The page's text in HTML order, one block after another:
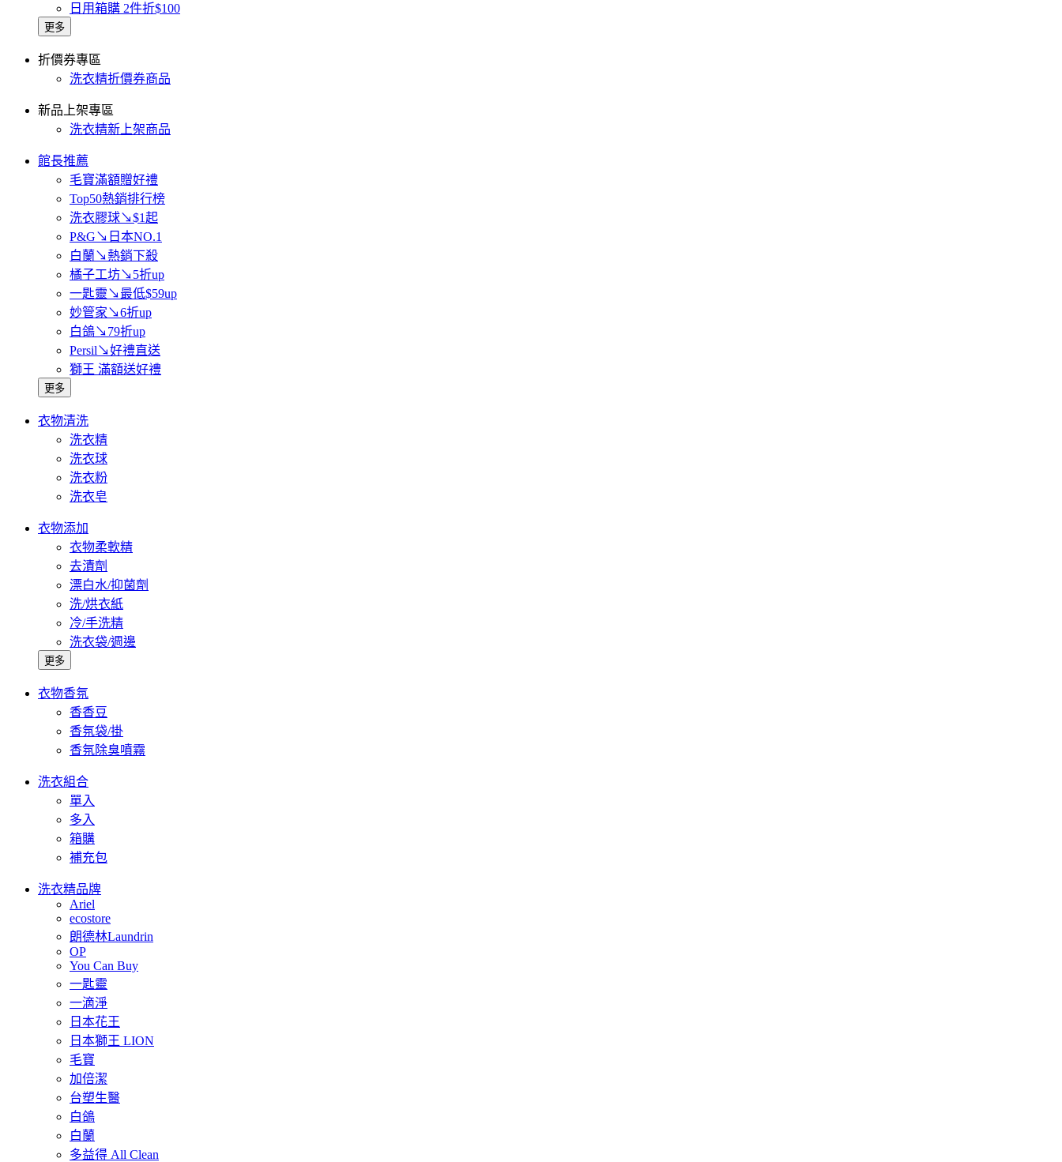
日用箱購 2件折$100
更多
折價券專區
洗衣精折價券商品
新品上架專區
洗衣精新上架商品
館長推薦
毛寶滿額贈好禮
Top50熱銷排行榜
洗衣膠球↘$1起
P&G↘日本NO.1
白蘭↘熱銷下殺
橘子工坊↘5折up
一匙靈↘最低$59up
妙管家↘6折up
白鴿↘79折up
Persil↘好禮直送
獅王 滿額送好禮
更多
衣物清洗
洗衣精
洗衣球
洗衣粉
洗衣皂
衣物添加
衣物柔軟精
去漬劑
漂白水/抑菌劑
洗/烘衣紙
冷/手洗精
洗衣袋/週邊
更多
衣物香氛
香香豆
香氛袋/掛
香氛除臭噴霧
洗衣組合
單入
多入
箱購
補充包
洗衣精品牌
Ariel
ecostore
朗德林Laundrin
OP
You Can Buy
一匙靈
一滴淨
日本花王
日本獅王 LION
毛寶
加倍潔
台塑生醫
白鴿
白蘭
多益得 All Clean